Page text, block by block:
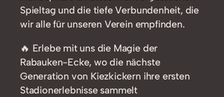
Spieltag und die tiefe Verbundenheit, die
wir alle für unseren Verein empfinden.
🔥 Erlebe mit uns die Magie der
Rabauken-Ecke, wo die nächste
Generation von Kiezkickern ihre ersten
Stadionerlebnisse sammelt